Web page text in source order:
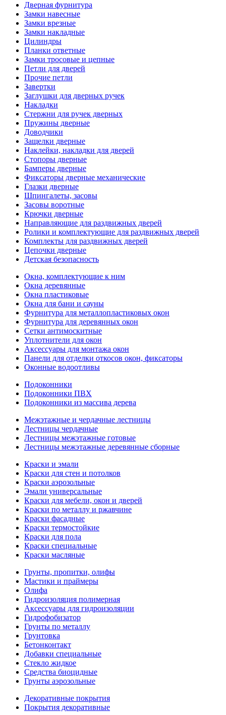
Дверная фурнитура
Замки навесные
Замки врезные
Замки накладные
Цилиндры
Планки ответные
Замки тросовые и цепные
Петли для дверей
Прочие петли
Завертки
Заглушки для дверных ручек
Накладки
Стержни для ручек дверных
Пружины дверные
Доводчики
Защелки дверные
Наклейки, накладки для дверей
Стопоры дверные
Бамперы дверные
Фиксаторы дверные механические
Глазки дверные
Шпингалеты, засовы
Засовы воротные
Крючки дверные
Направляющие для раздвижных дверей
Ролики и комплектующие для раздвижных дверей
Комплекты для раздвижных дверей
Цепочки дверные
Детская безопасность
Окна, комплектующие к ним
Окна деревянные
Окна пластиковые
Окна для бани и сауны
Фурнитура для металлопластиковых окон
Фурнитура для деревянных окон
Сетки антимоскитные
Уплотнители для окон
Аксессуары для монтажа окон
Панели для отделки откосов окон, фиксаторы
Оконные водоотливы
Подоконники
Подоконники ПВХ
Подоконники из массива дерева
Межэтажные и чердачные лестницы
Лестницы чердачные
Лестницы межэтажные готовые
Лестницы межэтажные деревянные сборные
Краски и эмали
Краски для стен и потолков
Краски аэрозольные
Эмали универсальные
Краски для мебели, окон и дверей
Краски по металлу и ржавчине
Краски фасадные
Краски термостойкие
Краски для пола
Краски специальные
Краски масляные
Грунты, пропитки, олифы
Мастики и праймеры
Олифа
Гидроизоляция полимерная
Аксессуары для гидроизоляции
Гидрофобизатор
Грунты по металлу
Грунтовка
Бетонконтакт
Добавки специальные
Стекло жидкое
Средства биоцидные
Грунты аэрозольные
Декоративные покрытия
Покрытия декоративные